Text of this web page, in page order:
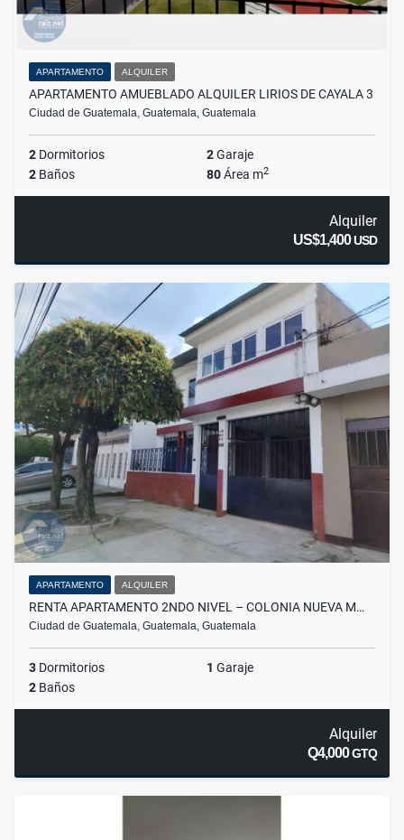
APARTAMENTO ALQUILER
APARTAMENTO AMUEBLADO ALQUILER LIRIOS DE CAYALA 3
Ciudad de Guatemala, Guatemala, Guatemala
2 Dormitorios 2Garaje
2 Baños 80Área m2
Alquiler
US$1,400USD
APARTAMENTO ALQUILER
RENTA APARTAMENTO 2NDO NIVEL – COLONIA NUEVA M…
Ciudad de Guatemala, Guatemala, Guatemala
3 Dormitorios 1 Garaje
2 Baños
Alquiler
Q4,000GTQ